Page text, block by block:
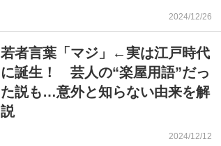
2024/12/26
若者言葉「マジ」←実は江戸時代
に誕生！ 芸人の“楽屋用語”だっ
た説も…意外と知らない由来を解
説
2024/12/12